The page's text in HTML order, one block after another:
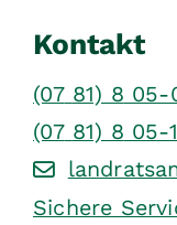
Kontakt
(07 81) 8 05-
(07 81) 8 05-
Sichere